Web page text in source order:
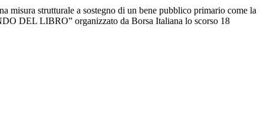
misura strutturale a sostegno di un bene pubblico primario come la
DEL LIBRO” organizzato da Borsa Italiana lo scorso 18